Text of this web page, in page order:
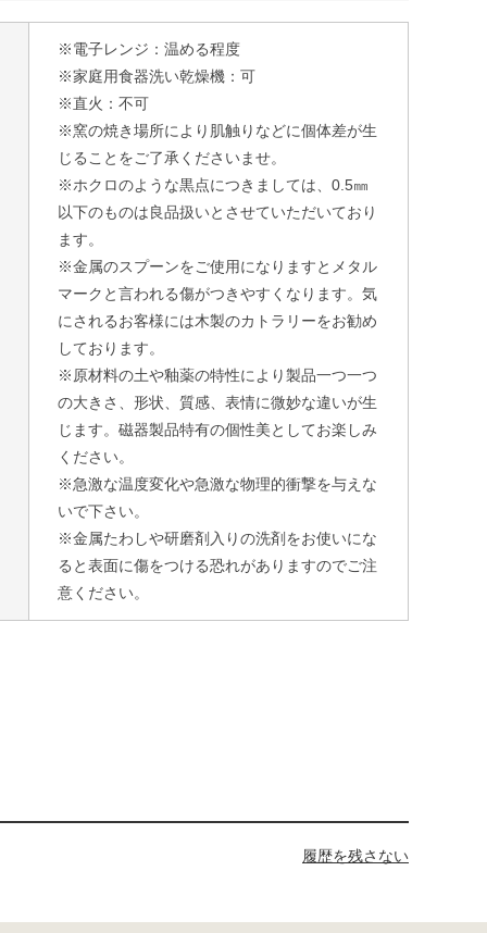
※電子レンジ：温める程度
※家庭用食器洗い乾燥機：可
※直火：不可
※窯の焼き場所により肌触りなどに個体差が生
じることをご了承くださいませ。
※ホクロのような黒点につきましては、0.5㎜
以下のものは良品扱いとさせていただいており
ます。
※金属のスプーンをご使用になりますとメタル
マークと言われる傷がつきやすくなります。気
にされるお客様には木製のカトラリーをお勧め
しております。
※原材料の土や釉薬の特性により製品一つ一つ
の大きさ、形状、質感、表情に微妙な違いが生
じます。磁器製品特有の個性美としてお楽しみ
ください。
※急激な温度変化や急激な物理的衝撃を与えな
いで下さい。
※金属たわしや研磨剤入りの洗剤をお使いにな
ると表面に傷をつける恐れがありますのでご注
意ください。
履歴を残さない